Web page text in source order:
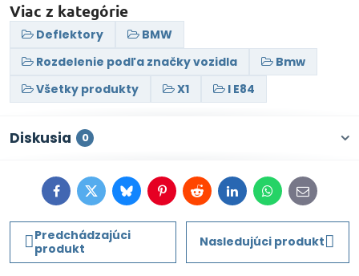
Viac z kategórie
Deflektory
BMW
Rozdelenie podľa značky vozidla
Bmw
Všetky produkty
X1 I E84
Diskusia 0
FacebookTwitterBlueskyPinterestRedditLinkedInWhatsApp
E-
mail
Predchádzajúci
produkt
Nasledujúci produkt